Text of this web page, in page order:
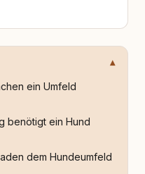
ein Umfeld
benötigt ein Hund
dem Hundeumfeld